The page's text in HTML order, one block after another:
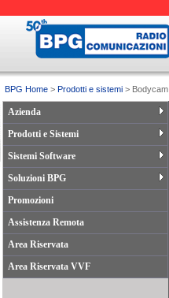
BPG Home > Prodotti e sistemi > Bodycam
Azienda
Prodotti e Sistemi
Sistemi Software
Soluzioni BPG
Promozioni
Assistenza Remota
Area Riservata
Area Riservata VVF